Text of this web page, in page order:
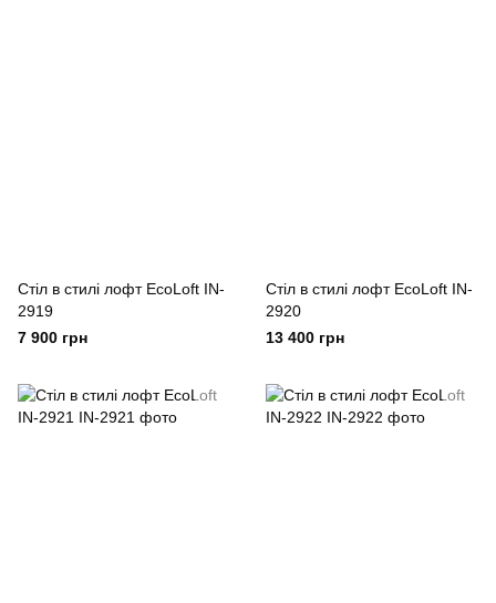
Стіл в стилі лофт EcoLoft IN-
2919
7 900 грн
Стіл в стилі лофт EcoLoft IN-
2920
13 400 грн